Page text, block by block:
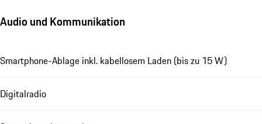
Audio und Kommunikation
Smartphone-Ablage inkl. kabellosem Laden (bis zu 15 W)
Digitalradio